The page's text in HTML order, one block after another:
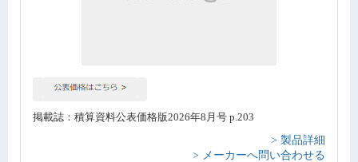
掲載誌：積算資料公表価格版2026年8月号 p.203
> 製品詳細
> メーカーへ問い合わせる